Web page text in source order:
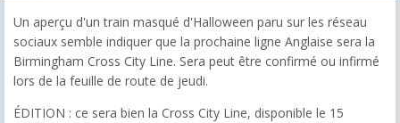
Un aperçu d'un train masqué d'Halloween paru sur les réseau
sociaux semble indiquer que la prochaine ligne Anglaise sera la
Birmingham Cross City Line. Sera peut être confirmé ou infirmé
lors de la feuille de route de jeudi.
ÉDITION : ce sera bien la Cross City Line, disponible le 15